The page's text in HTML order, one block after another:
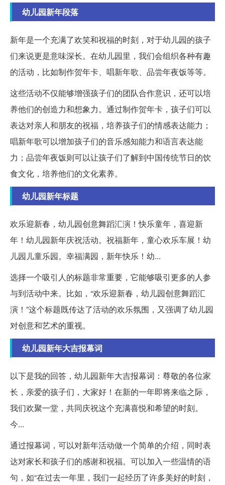
幼儿园新年段落
新年是一个充满了欢笑和祝福的时刻，对于幼儿园的孩子
们来说更是意味深长。在幼儿园里，我们会组织各种有趣
的活动，比如制作贺年卡、唱新年歌、品尝年夜饭等等。
这些活动不仅能够增强孩子们的团队合作意识，还可以培
养他们的创造力和想象力。通过制作贺年卡，孩子们可以
表达对亲人和朋友的祝福，培养孩子们的情感表达能力；
唱新年歌可以增加孩子们的音乐感知能力和语言表达能
力；品尝年夜饭则可以让孩子们了解到中国传统节日的饮
食文化，培养他们的文化素养。
幼儿园新年标题
欢乐迎新春，幼儿园创意舞蹈汇演！快乐童年，喜迎新
年！幼儿园新年庆祝活动。祝福新年，童心欢乐车展！幼
儿园儿童乐园。幸福满园，新年快乐！幼...
选择一个吸引人的标题非常重要，它能够吸引更多的人参
与到活动中来。比如，“欢乐迎新春，幼儿园创意舞蹈汇
演！”这个标题既传达了活动的欢乐氛围，又强调了幼儿园
对创意和艺术的重视。
幼儿园新年大吉报幕词
以下是我的回答，幼儿园新年大吉报幕词：尊敬的各位家
长，亲爱的孩子们，大家好！在新的一年即将来临之际，
我们欢聚一堂，共同庆祝这个充满喜悦和希望的时刻。
今...
通过报幕词，可以对新年活动做一个简单的介绍，同时表
达对家长和孩子们的感谢和祝福。可以加入一些温情的语
句，如“在过去一年里，我们一起经历了许多美好的时刻，